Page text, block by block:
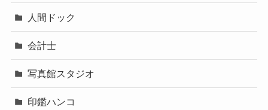
人間ドック
会計士
写真館スタジオ
印鑑ハンコ